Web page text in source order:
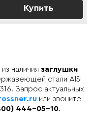
Купить
наличия заглушки
стали AISI
Запрос актуальных
или звоните
444-05-10.